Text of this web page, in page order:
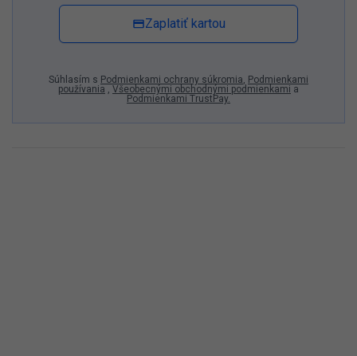
Zaplatiť kartou
Súhlasím s Podmienkami ochrany súkromia, Podmienkami
používania , Všeobecnými obchodnými podmienkami a
Podmienkami TrustPay.